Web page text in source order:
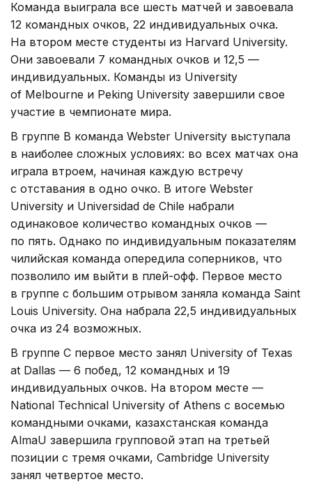
Команда выиграла все шесть матчей и завоевала
12 командных очков, 22 индивидуальных очка.
На втором месте студенты из Harvard University.
Они завоевали 7 командных очков и 12,5 —
индивидуальных. Команды из University
of Melbourne и Peking University завершили свое
участие в чемпионате мира.
В группе B команда Webster University выступала
в наиболее сложных условиях: во всех матчах она
играла втроем, начиная каждую встречу
с отставания в одно очко. В итоге Webster
University и Universidad de Chile набрали
одинаковое количество командных очков —
по пять. Однако по индивидуальным показателям
чилийская команда опередила соперников, что
позволило им выйти в плей-офф. Первое место
в группе с большим отрывом заняла команда Saint
Louis University. Она набрала 22,5 индивидуальных
очка из 24 возможных.
В группе C первое место занял University of Texas
at Dallas — 6 побед, 12 командных и 19
индивидуальных очков. На втором месте —
National Technical University of Athens с восемью
командными очками, казахстанская команда
AlmaU завершила групповой этап на третьей
позиции с тремя очками, Cambridge University
занял четвертое место.